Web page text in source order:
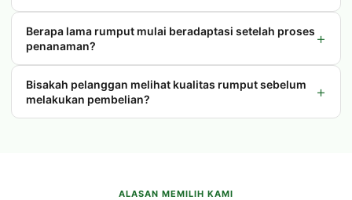
Berapa lama rumput mulai beradaptasi setelah proses
penanaman?
+
Bisakah pelanggan melihat kualitas rumput sebelum
melakukan pembelian?
+
ALASAN MEMILIH KAMI